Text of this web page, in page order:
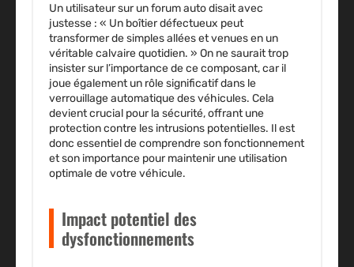
Un utilisateur sur un forum auto disait avec
justesse : « Un boîtier défectueux peut
transformer de simples allées et venues en un
véritable calvaire quotidien. » On ne saurait trop
insister sur l’importance de ce composant, car il
joue également un rôle significatif dans le
verrouillage automatique des véhicules. Cela
devient crucial pour la sécurité, offrant une
protection contre les intrusions potentielles. Il est
donc essentiel de comprendre son fonctionnement
et son importance pour maintenir une utilisation
optimale de votre véhicule.
Impact potentiel des
dysfonctionnements